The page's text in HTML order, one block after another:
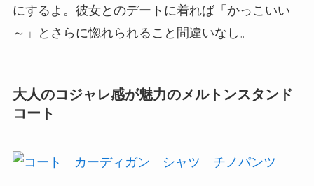
にするよ。彼女とのデートに着れば「かっこいい
～」とさらに惚れられること間違いなし。
大人のコジャレ感が魅力のメルトンスタンド
コート